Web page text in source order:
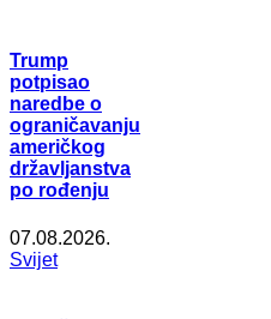
Trump
potpisao
naredbe o
ograničavanju
američkog
državljanstva
po rođenju
07.08.2026.
Svijet